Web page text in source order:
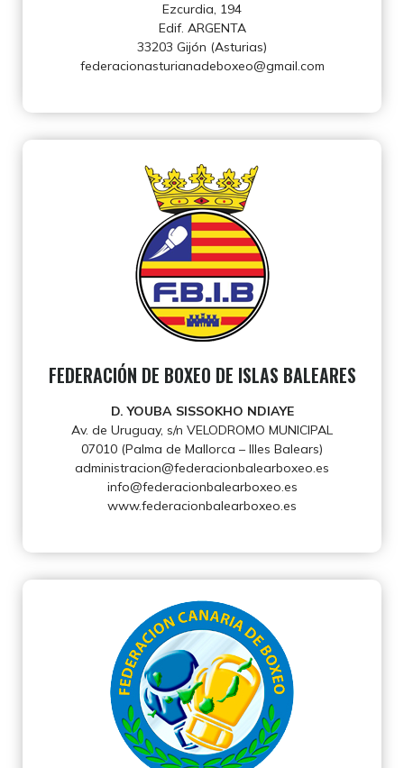
Ezcurdia, 194
Edif. ARGENTA
33203 Gijón (Asturias)
federacionasturianadeboxeo@gmail.com
FEDERACIÓN DE BOXEO DE ISLAS BALEARES
D. YOUBA SISSOKHO NDIAYE
Av. de Uruguay, s/n VELODROMO MUNICIPAL
07010 (Palma de Mallorca – Illes Balears)
administracion@federacionbalearboxeo.es
info@federacionbalearboxeo.es
www.federacionbalearboxeo.es